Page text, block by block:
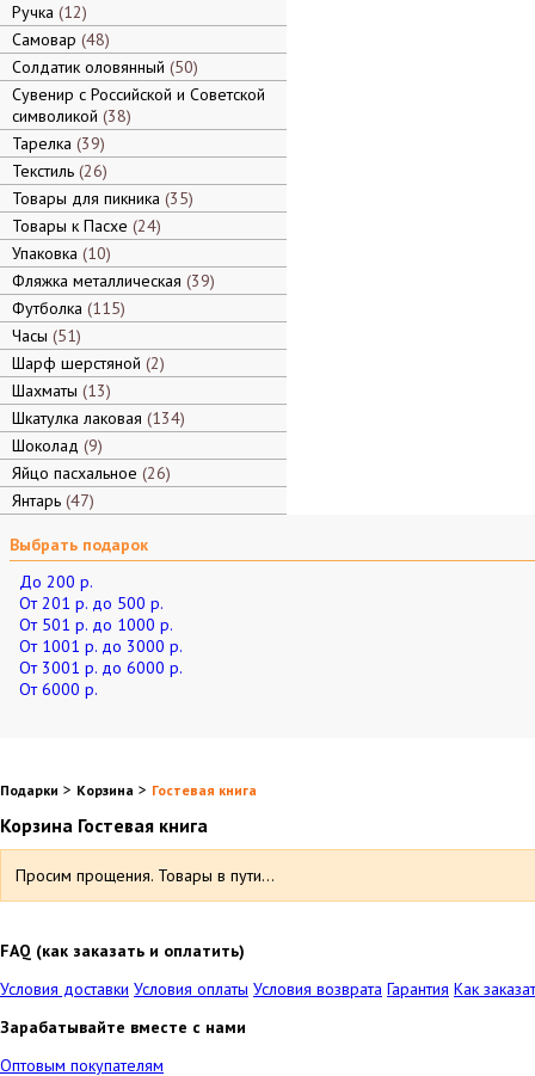
Ручка 12
Самовар 48
Солдатик оловянный 50
Сувенир с Российской и Советской
символикой 38
Тарелка 39
Текстиль 26
Товары для пикника 35
Товары к Пасхе 24
Упаковка 10
Фляжка металлическая 39
Футболка 115
Часы 51
Шарф шерстяной 2
Шахматы 13
Шкатулка лаковая 134
Шоколад 9
Яйцо пасхальное 26
Янтарь 47
Выбрать подарок
До 200 р.
От 201 р. до 500 р.
От 501 р. до 1000 р.
От 1001 р. до 3000 р.
От 3001 р. до 6000 р.
От 6000 р.
Подарки > Корзина > Гостевая книга
Корзина Гостевая книга
Просим прощения. Товары в пути...
FAQ (как заказать и оплатить)
Условия доставки Условия оплаты Условия возврата Гарантия Как
Зарабатывайте вместе с нами
Оптовым покупателям